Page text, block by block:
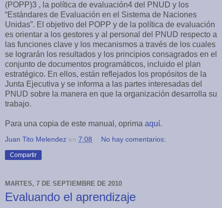
(POPP)3 , la política de evaluación4 del PNUD y los
“Estándares de Evaluación en el Sistema de Naciones
Unidas”. El objetivo del POPP y de la política de evaluación
es orientar a los gestores y al personal del PNUD respecto a
las funciones clave y los mecanismos a través de los cuales
se lograrán los resultados y los principios consagrados en el
conjunto de documentos programáticos, incluido el plan
estratégico. En ellos, están reflejados los propósitos de la
Junta Ejecutiva y se informa a las partes interesadas del
PNUD sobre la manera en que la organización desarrolla su
trabajo.
Para una copia de este manual, oprima aquí.
Juan Tito Melendez en 7:08 No hay comentarios:
Compartir
MARTES, 7 DE SEPTIEMBRE DE 2010
Evaluando el aprendizaje